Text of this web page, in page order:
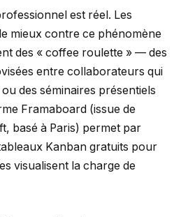
est réel. Les
mieux contre ce phénomène
des « coffee roulette » — des
entre collaborateurs qui
des séminaires présentiels
Framaboard (issue de
basé à Paris) permet par
Kanban gratuits pour
visualisent la charge de